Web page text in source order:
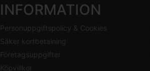
INFORMATION
Personuppgiftspolicy & Cookies
Säker kortbetalning
Företagsuppgifter
Köpvillkor